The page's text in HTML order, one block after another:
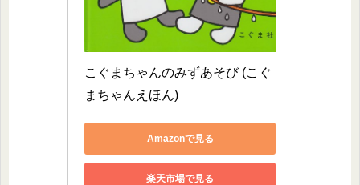
こぐまちゃんのみずあそび (こぐ
まちゃんえほん)
Amazonで見る
楽天市場で見る